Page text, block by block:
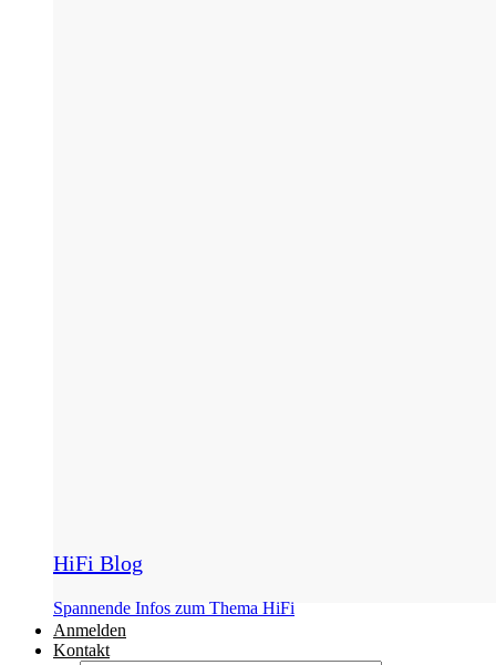
HiFi Blog
Spannende Infos zum Thema HiFi
Anmelden
Kontakt